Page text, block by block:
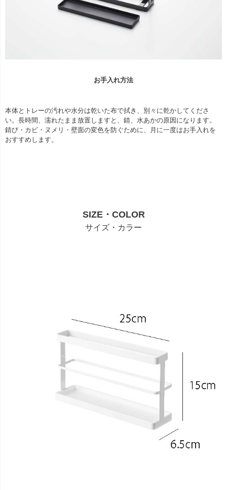
お手入れ方法
本体とトレーの汚れや水分は乾いた布で拭き、別々に乾かしてくださ
い。長時間、濡れたまま放置しますと、錆、水あかの原因になります。
錆び・カビ・ヌメリ・壁面の変色を防ぐために、月に一度はお手入れを
おすすめします。
SIZE・COLOR
サイズ・カラー